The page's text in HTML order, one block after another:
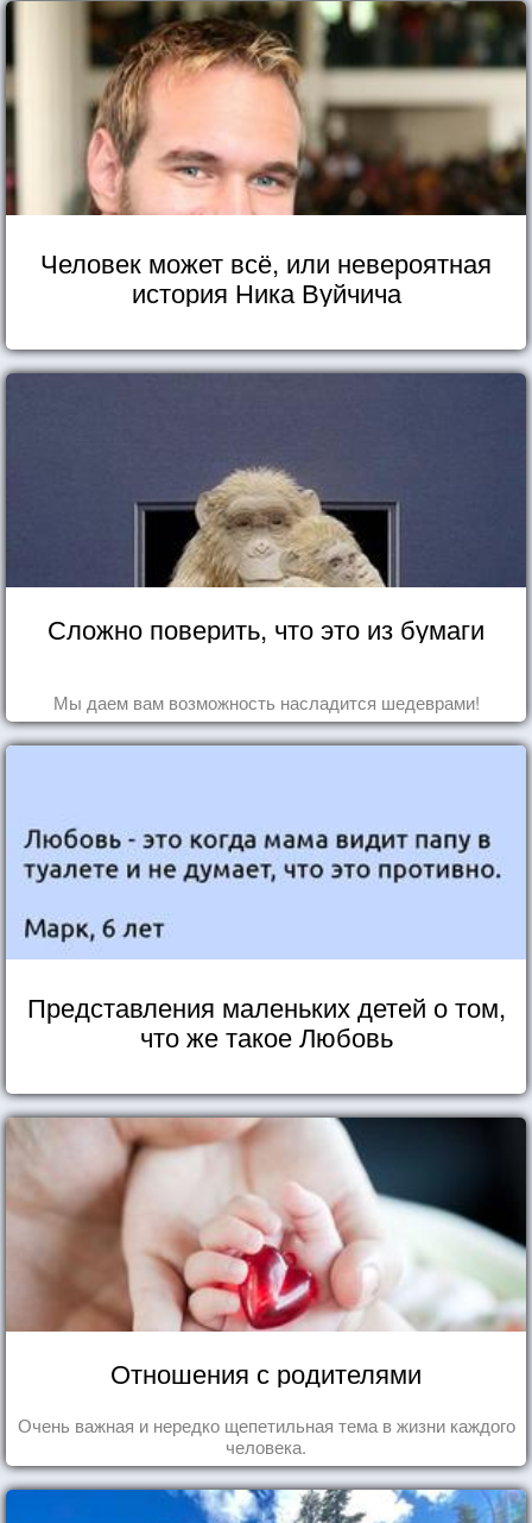
Человек может всё, или невероятная
история Ника Вуйчича
Сложно поверить, что это из бумаги
Мы даем вам возможность насладится шедеврами!
Представления маленьких детей о том,
что же такое Любовь
Отношения с родителями
Очень важная и нередко щепетильная тема в жизни каждого
человека.